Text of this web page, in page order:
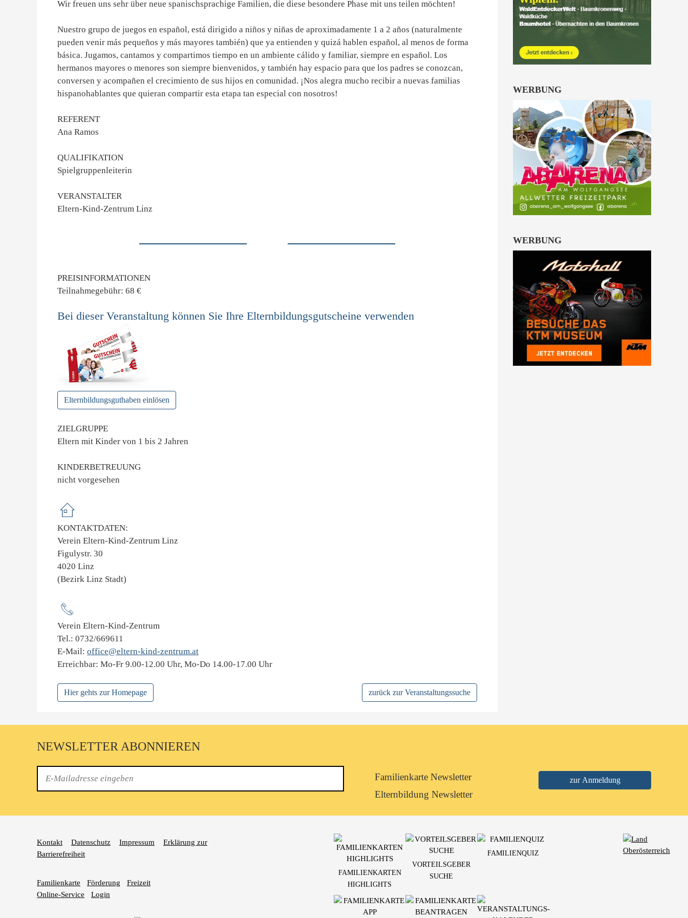
Wir freuen uns sehr über neue spanischsprachige Familien, die diese besondere Phase mit uns teilen möchten!
Nuestro grupo de juegos en español, está dirigido a niños y niñas de aproximadamente 1 a 2 años (naturalmente
pueden venir más pequeños y más mayores también) que ya entienden y quizá hablen español, al menos de forma
básica. Jugamos, cantamos y compartimos tiempo en un ambiente cálido y familiar, siempre en español. Los
hermanos mayores o menores son siempre bienvenidos, y también hay espacio para que los padres se conozcan,
conversen y acompañen el crecimiento de sus hijos en comunidad. ¡Nos alegra mucho recibir a nuevas familias
hispanohablantes que quieran compartir esta etapa tan especial con nosotros!
REFERENT
Ana Ramos
QUALIFIKATION
Spielgruppenleiterin
VERANSTALTER
Eltern-Kind-Zentrum Linz
PREISINFORMATIONEN
Teilnahmegebühr: 68 €
Bei dieser Veranstaltung können Sie Ihre Elternbildungsgutscheine verwenden
Elternbildungsguthaben einlösen
ZIELGRUPPE
Eltern mit Kinder von 1 bis 2 Jahren
KINDERBETREUUNG
nicht vorgesehen
KONTAKTDATEN:
Verein Eltern-Kind-Zentrum Linz
Figulystr. 30
4020 Linz
(Bezirk Linz Stadt)
Verein Eltern-Kind-Zentrum
Tel.: 0732/669611
E-Mail: office@eltern-kind-zentrum.at
Erreichbar: Mo-Fr 9.00-12.00 Uhr, Mo-Do 14.00-17.00 Uhr
Hier gehts zur Homepage zurück zur Veranstaltungssuche
Kinder von 6 bis 10
Jahren.
WERBUNG
WERBUNG
NEWSLETTER ABONNIEREN
Newsletterkategorie
abonnieren
Familienkarte Newsletter
Elternbildung Newsletter
Kontakt Datenschutz Impressum
Erklärung zur
Barrierefreiheit
Familienkarte Förderung
Freizeit
Online-Service
Login
FAMILIENKARTEN
HIGHLIGHTS
VORTEILSGEBER
SUCHE
FAMILIENQUIZ